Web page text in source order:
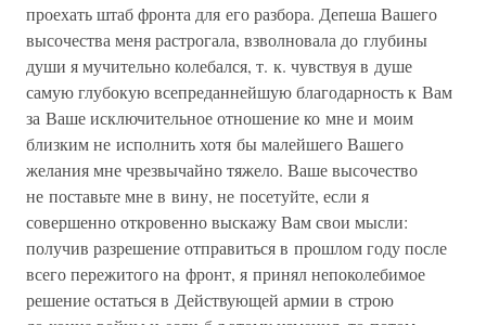
проехать штаб фронта для его разбора. Депеша Вашего
высочества меня растрогала, взволновала до глубины
души я мучительно колебался, т. к. чувствуя в душе
самую глубокую всепреданнейшую благодарность к Вам
за Ваше исключительное отношение ко мне и моим
близким не исполнить хотя бы малейшего Вашего
желания мне чрезвычайно тяжело. Ваше высочество
не поставьте мне в вину, не посетуйте, если я
совершенно откровенно выскажу Вам свои мысли:
получив разрешение отправиться в прошлом году после
всего пережитого на фронт, я принял непоколебимое
решение остаться в Действующей армии в строю